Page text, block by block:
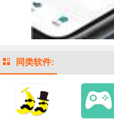
同类软件: